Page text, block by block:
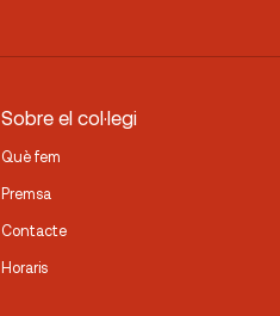
Sobre el col·legi
Què fem
Premsa
Contacte
Horaris